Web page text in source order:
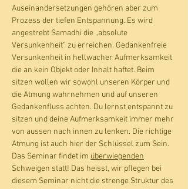
Auseinandersetzungen gehören aber zum
Prozess der tiefen Entspannung. Es wird
angestrebt Samadhi die „absolute
Versunkenheit“ zu erreichen. Gedankenfreie
Versunkenheit in hellwacher Aufmerksamkeit
die an kein Objekt oder Inhalt haftet. Beim
sitzen wollen wir sowohl unseren Körper und
die Atmung wahrnehmen und auf unseren
Gedankenfluss achten. Du lernst entspannt zu
sitzen und deine Aufmerksamkeit immer mehr
von aussen nach innen zu lenken. Die richtige
Atmung ist auch hier der Schlüssel zum Sein.
Das Seminar findet im überwiegenden
Schweigen statt! Das heisst, wir pflegen bei
diesem Seminar nicht die strenge Struktur des